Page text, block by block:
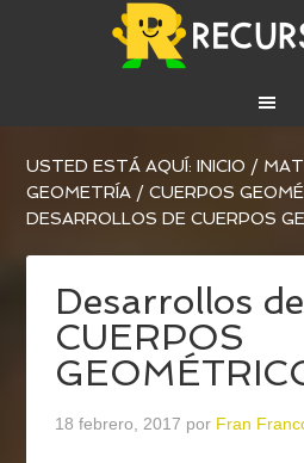
USTED ESTÁ AQUÍ:INICIO /
GEOMETRÍA / CUERPOS
DESARROLLOS DE CUERPOS
Desarrollos de
CUERPOS
18 febrero, 2017 por Fran